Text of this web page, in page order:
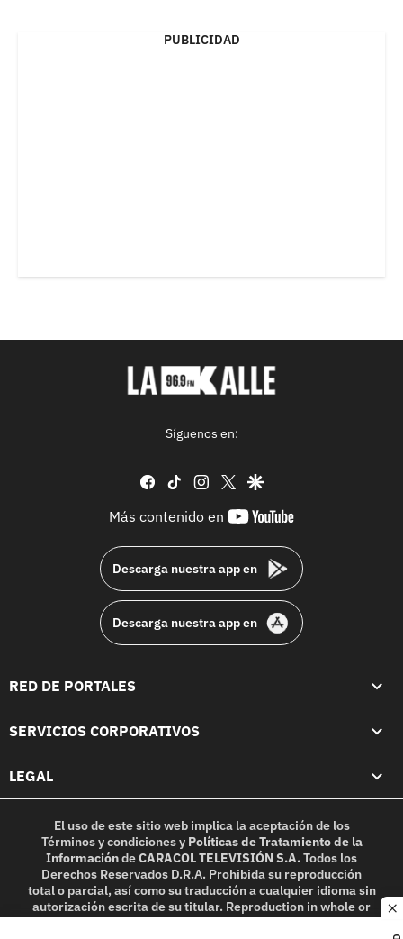
PUBLICIDAD
Síguenos en:
facebook
tiktok instagram
twittergoogle
Más contenido en
youtube-
Descarga nuestra app en
Descarga nuestra app en
RED DE PORTALES
SERVICIOS CORPORATIVOS
LEGAL
El uso de este sitio web implica la aceptación de los
Términos y condicionesy Políticas de Tratamiento de la
InformacióndeCARACOL TELEVISIÓN S.A.Todos los
Derechos Reservados D.R.A. Prohibida su reproducción
total o parcial, así como su traducción a cualquier idioma sin
autorización escrita de su titular. Reproduction in whole or
in part, or translation without written permission is